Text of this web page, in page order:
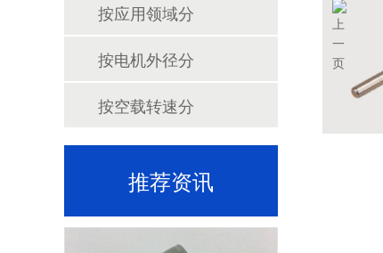
按应用领域分
按电机外径分
按空载转速分
推荐资讯